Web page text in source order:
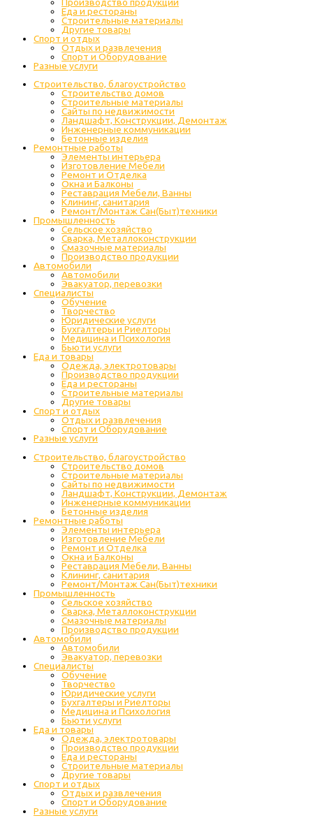
Еда и рестораны
Строительные материалы
Другие товары
Спорт и отдых
Отдых и развлечения
Спорт и Оборудование
Разные услуги
Строительство, благоустройство
Строительство домов
Строительные материалы
Сайты по недвижимости
Ландшафт, Конструкции, Демонтаж
Инженерные коммуникации
Бетонные изделия
Ремонтные работы
Элементы интерьера
Изготовление Мебели
Ремонт и Отделка
Окна и Балконы
Реставрация Мебели, Ванны
Клининг, санитария
Ремонт/Монтаж Сан(Быт)техники
Промышленность
Cельское хозяйство
Сварка, Металлоконструкции
Cмазочные материалы
Производство продукции
Автомобили
Автомобили
Эвакуатор, перевозки
Специалисты
Обучение
Творчество
Юридические услуги
Бухгалтеры и Риелторы
Медицина и Психология
Бьюти услуги
Еда и товары
Одежда, электротовары
Производство продукции
Еда и рестораны
Строительные материалы
Другие товары
Спорт и отдых
Отдых и развлечения
Спорт и Оборудование
Разные услуги
Строительство, благоустройство
Строительство домов
Строительные материалы
Сайты по недвижимости
Ландшафт, Конструкции, Демонтаж
Инженерные коммуникации
Бетонные изделия
Ремонтные работы
Элементы интерьера
Изготовление Мебели
Ремонт и Отделка
Окна и Балконы
Реставрация Мебели, Ванны
Клининг, санитария
Ремонт/Монтаж Сан(Быт)техники
Промышленность
Cельское хозяйство
Сварка, Металлоконструкции
Cмазочные материалы
Производство продукции
Автомобили
Автомобили
Эвакуатор, перевозки
Специалисты
Обучение
Творчество
Юридические услуги
Бухгалтеры и Риелторы
Медицина и Психология
Бьюти услуги
Еда и товары
Одежда, электротовары
Производство продукции
Еда и рестораны
Строительные материалы
Другие товары
Спорт и отдых
Отдых и развлечения
Спорт и Оборудование
Разные услуги